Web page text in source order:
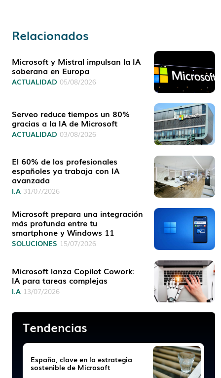
Relacionados
Microsoft y Mistral impulsan la IA
soberana en Europa
ACTUALIDAD 05/08/2026
Serveo reduce tiempos un 80%
gracias a la IA de Microsoft
ACTUALIDAD 03/08/2026
El 60% de los profesionales
españoles ya trabaja con IA
avanzada
I.A 31/07/2026
Microsoft prepara una integración
más profunda entre tu
smartphone y Windows 11
SOLUCIONES 15/07/2026
Microsoft lanza Copilot Cowork:
IA para tareas complejas
I.A 13/07/2026
Tendencias
España, clave en la estrategia
sostenible de Microsoft